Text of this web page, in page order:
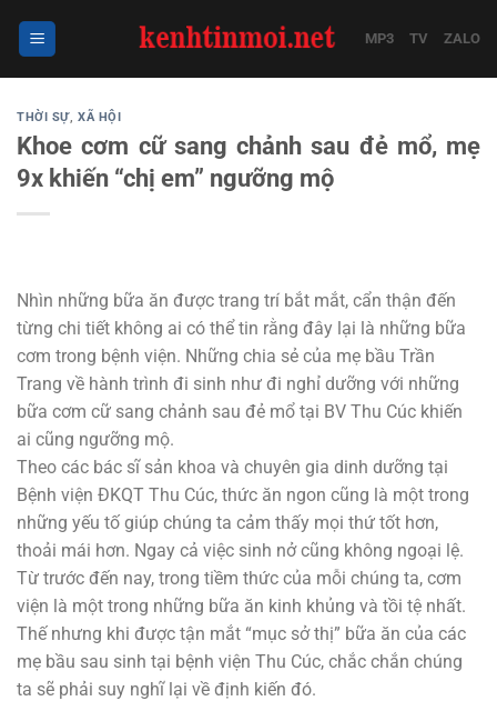
MP3 TV ZALO
THỜI SỰ,XÃ HỘI
Khoe cơm cữ sang chảnh sau đẻ mổ, mẹ
9x khiến “chị em” ngưỡng mộ
Nhìn những bữa ăn được trang trí bắt mắt, cẩn thận đến
từng chi tiết không ai có thể tin rằng đây lại là những bữa
cơm trong bệnh viện. Những chia sẻ của mẹ bầu Trần
Trang về hành trình đi sinh như đi nghỉ dưỡng với những
bữa cơm cữ sang chảnh sau đẻ mổ tại BV Thu Cúc khiến
ai cũng ngưỡng mộ.
Theo các bác sĩ sản khoa và chuyên gia dinh dưỡng tại
Bệnh viện ĐKQT Thu Cúc, thức ăn ngon cũng là một trong
những yếu tố giúp chúng ta cảm thấy mọi thứ tốt hơn,
thoải mái hơn. Ngay cả việc sinh nở cũng không ngoại lệ.
Từ trước đến nay, trong tiềm thức của mỗi chúng ta, cơm
viện là một trong những bữa ăn kinh khủng và tồi tệ nhất.
Thế nhưng khi được tận mắt “mục sở thị” bữa ăn của các
mẹ bầu sau sinh tại bệnh viện Thu Cúc, chắc chắn chúng
ta sẽ phải suy nghĩ lại về định kiến đó.